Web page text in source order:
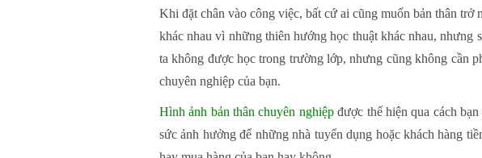
Khi đặt chân vào công việc, bất cứ ai cũng muốn bản thân
khác nhau vì những thiên hướng học thuật khác nhau,
ta không được học trong trường lớp, nhưng cũng không cần
chuyên nghiệp của bạn.
Hình ảnh bản thân chuyên nghiệpđược thể hiện qua cách
sức ảnh hưởng để những nhà tuyển dụng hoặc khách hàng